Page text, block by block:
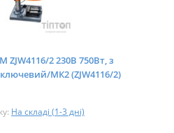
ZJW4116/2 230В 750Вт, з
МК2 (ZJW4116/2)
На складі (1-3 дні)